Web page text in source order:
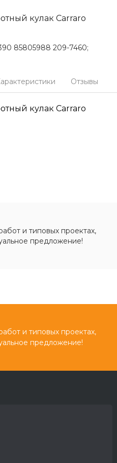
кулак Carraro
85805988 209-7460;
Отзывы
кулак Carraro
и типовых проектах,
предложение!
и типовых проектах,
предложение!